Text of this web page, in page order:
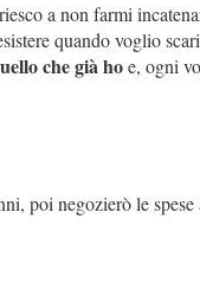
a non farmi
quando voglio
che già hoe, ogni
poi negozierò le